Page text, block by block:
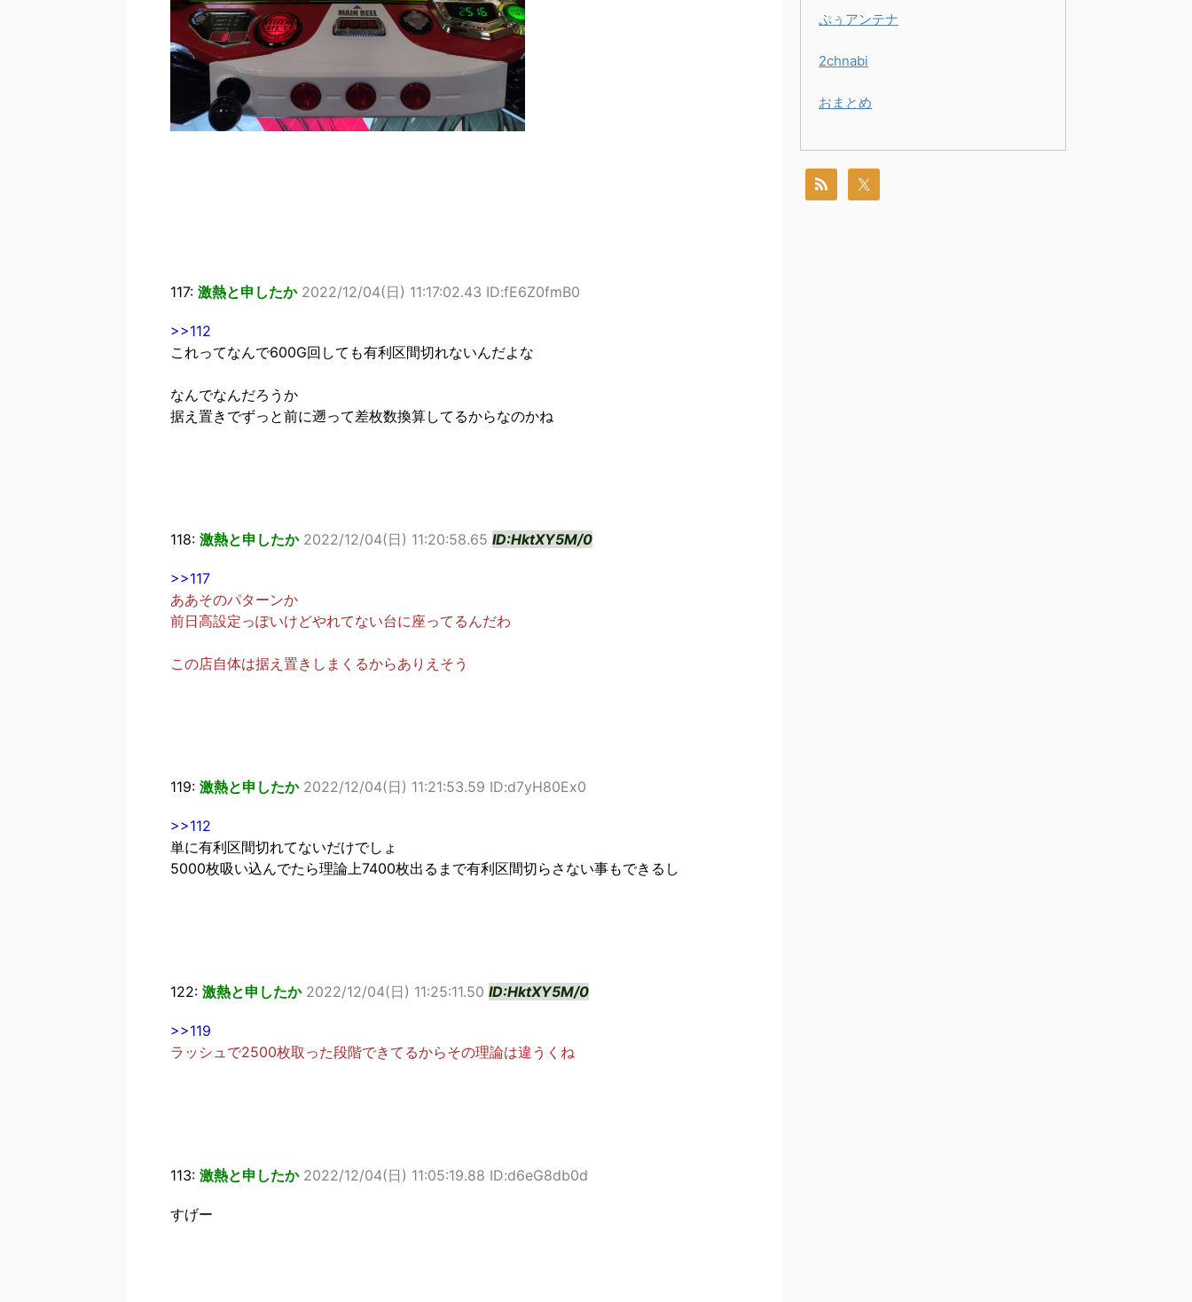
117: 激熱と申したか 2022/12/04(日) 11:17:02.43 ID:fE6Z0fmB0
>>112
これってなんで600G回しても有利区間切れないんだよな
なんでなんだろうか
据え置きでずっと前に遡って差枚数換算してるからなのかね
118: 激熱と申したか 2022/12/04(日) 11:20:58.65 ID:HktXY5M/0
>>117
ああそのパターンか
前日高設定っぽいけどやれてない台に座ってるんだわ
この店自体は据え置きしまくるからありえそう
119: 激熱と申したか 2022/12/04(日) 11:21:53.59 ID:d7yH80Ex0
>>112
単に有利区間切れてないだけでしょ
5000枚吸い込んでたら理論上7400枚出るまで有利区間切らさない事もできるし
122: 激熱と申したか 2022/12/04(日) 11:25:11.50 ID:HktXY5M/0
>>119
ラッシュで2500枚取った段階できてるからその理論は違うくね
113: 激熱と申したか 2022/12/04(日) 11:05:19.88 ID:d6eG8db0d
すげー
ぷぅアンテナ
2chnabi
おまとめ